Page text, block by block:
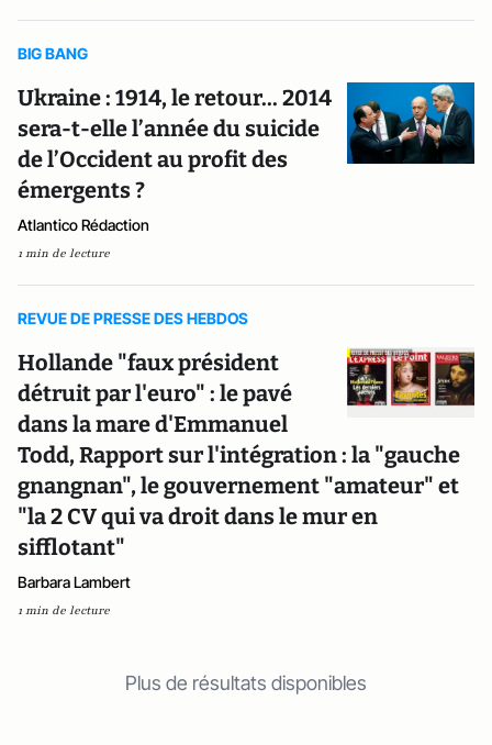
BIG BANG
Ukraine : 1914, le retour... 2014
sera-t-elle l’année du suicide
de l’Occident au profit des
émergents ?
Atlantico Rédaction
1 min de lecture
REVUE DE PRESSE DES HEBDOS
Hollande "faux président
détruit par l'euro" : le pavé
dans la mare d'Emmanuel
Todd, Rapport sur l'intégration : la "gauche
gnangnan", le gouvernement "amateur" et
"la 2 CV qui va droit dans le mur en
sifflotant"
Barbara Lambert
1 min de lecture
Plus de résultats disponibles